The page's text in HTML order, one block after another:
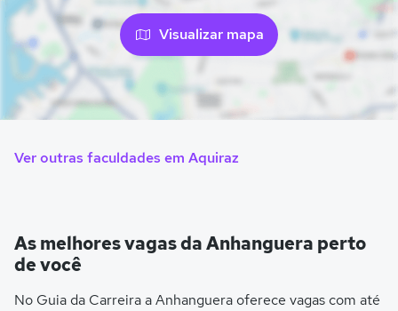
Visualizar mapa
Ver outras faculdades em Aquiraz
As melhores vagas da Anhanguera perto
de você
No Guia da Carreira a Anhanguera oferece vagas com até